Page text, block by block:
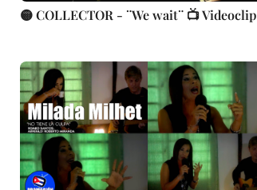
🟡 COLLECTOR - ¨We wait¨ 📺 Videoclip